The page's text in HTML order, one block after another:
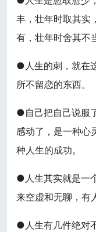
丰，壮年时取其实
有，壮年时舍其不
●人生的刺，就在
所不留恋的东西。
●自己把自己说服
感动了，是一种心
种人生的成功。
●人生其实就是一
来空虚和无聊，有
●人生有几件绝对